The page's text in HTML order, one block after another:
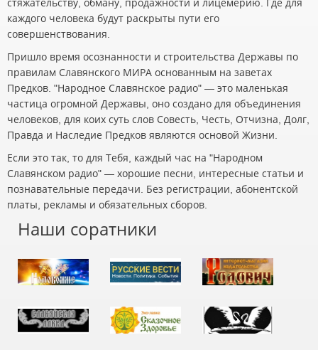
стяжательству, обману, продажности и лицемерию. Где для
каждого человека будут раскрыты пути его
совершенствования.
Пришло время осознанности и строительства Державы по
правилам Славянского МИРА основанным на заветах
Предков. "Народное Славянское радио" — это маленькая
частица огромной Державы, оно создано для объединения
человеков, для коих суть слов Совесть, Честь, Отчизна, Долг,
Правда и Наследие Предков являются основой Жизни.
Если это так, то для Тебя, каждый час на "Народном
Славянском радио" — хорошие песни, интересные статьи и
познавательные передачи. Без регистрации, абонентской
платы, рекламы и обязательных сборов.
Наши соратники